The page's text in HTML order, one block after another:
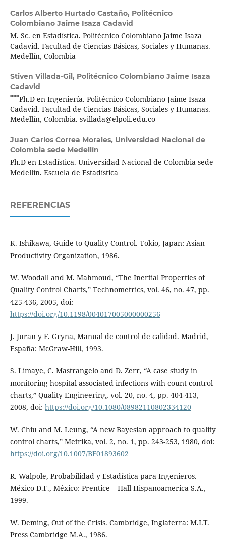
Carlos Alberto Hurtado Castaño, Politécnico
Colombiano Jaime Isaza Cadavid
M. Sc. en Estadística. Politécnico Colombiano Jaime Isaza
Cadavid. Facultad de Ciencias Básicas, Sociales y Humanas.
Medellín, Colombia
Stiven Villada-Gil, Politécnico Colombiano Jaime Isaza
Cadavid
***Ph.D en Ingeniería. Politécnico Colombiano Jaime Isaza
Cadavid. Facultad de Ciencias Básicas, Sociales y Humanas.
Medellín, Colombia. svillada@elpoli.edu.co
Juan Carlos Correa Morales, Universidad Nacional de
Colombia sede Medellín
Ph.D en Estadística. Universidad Nacional de Colombia sede
Medellín. Escuela de Estadística
REFERENCIAS
K. Ishikawa, Guide to Quality Control. Tokio, Japan: Asian
Productivity Organization, 1986.
W. Woodall and M. Mahmoud, “The Inertial Properties of
Quality Control Charts,” Technometrics, vol. 46, no. 47, pp.
425-436, 2005, doi:
https://doi.org/10.1198/004017005000000256
J. Juran y F. Gryna, Manual de control de calidad. Madrid,
España: McGraw-Hill, 1993.
S. Limaye, C. Mastrangelo and D. Zerr, “A case study in
monitoring hospital associated infections with count control
charts,” Quality Engineering, vol. 20, no. 4, pp. 404-413,
2008, doi: https://doi.org/10.1080/08982110802334120
W. Chiu and M. Leung, “A new Bayesian approach to quality
control charts,” Metrika, vol. 2, no. 1, pp. 243-253, 1980, doi:
https://doi.org/10.1007/BF01893602
R. Walpole, Probabilidad y Estadística para Ingenieros.
México D.F., México: Prentice – Hall Hispanoamerica S.A.,
1999.
W. Deming, Out of the Crisis. Cambridge, Inglaterra: M.I.T.
Press Cambridge M.A., 1986.